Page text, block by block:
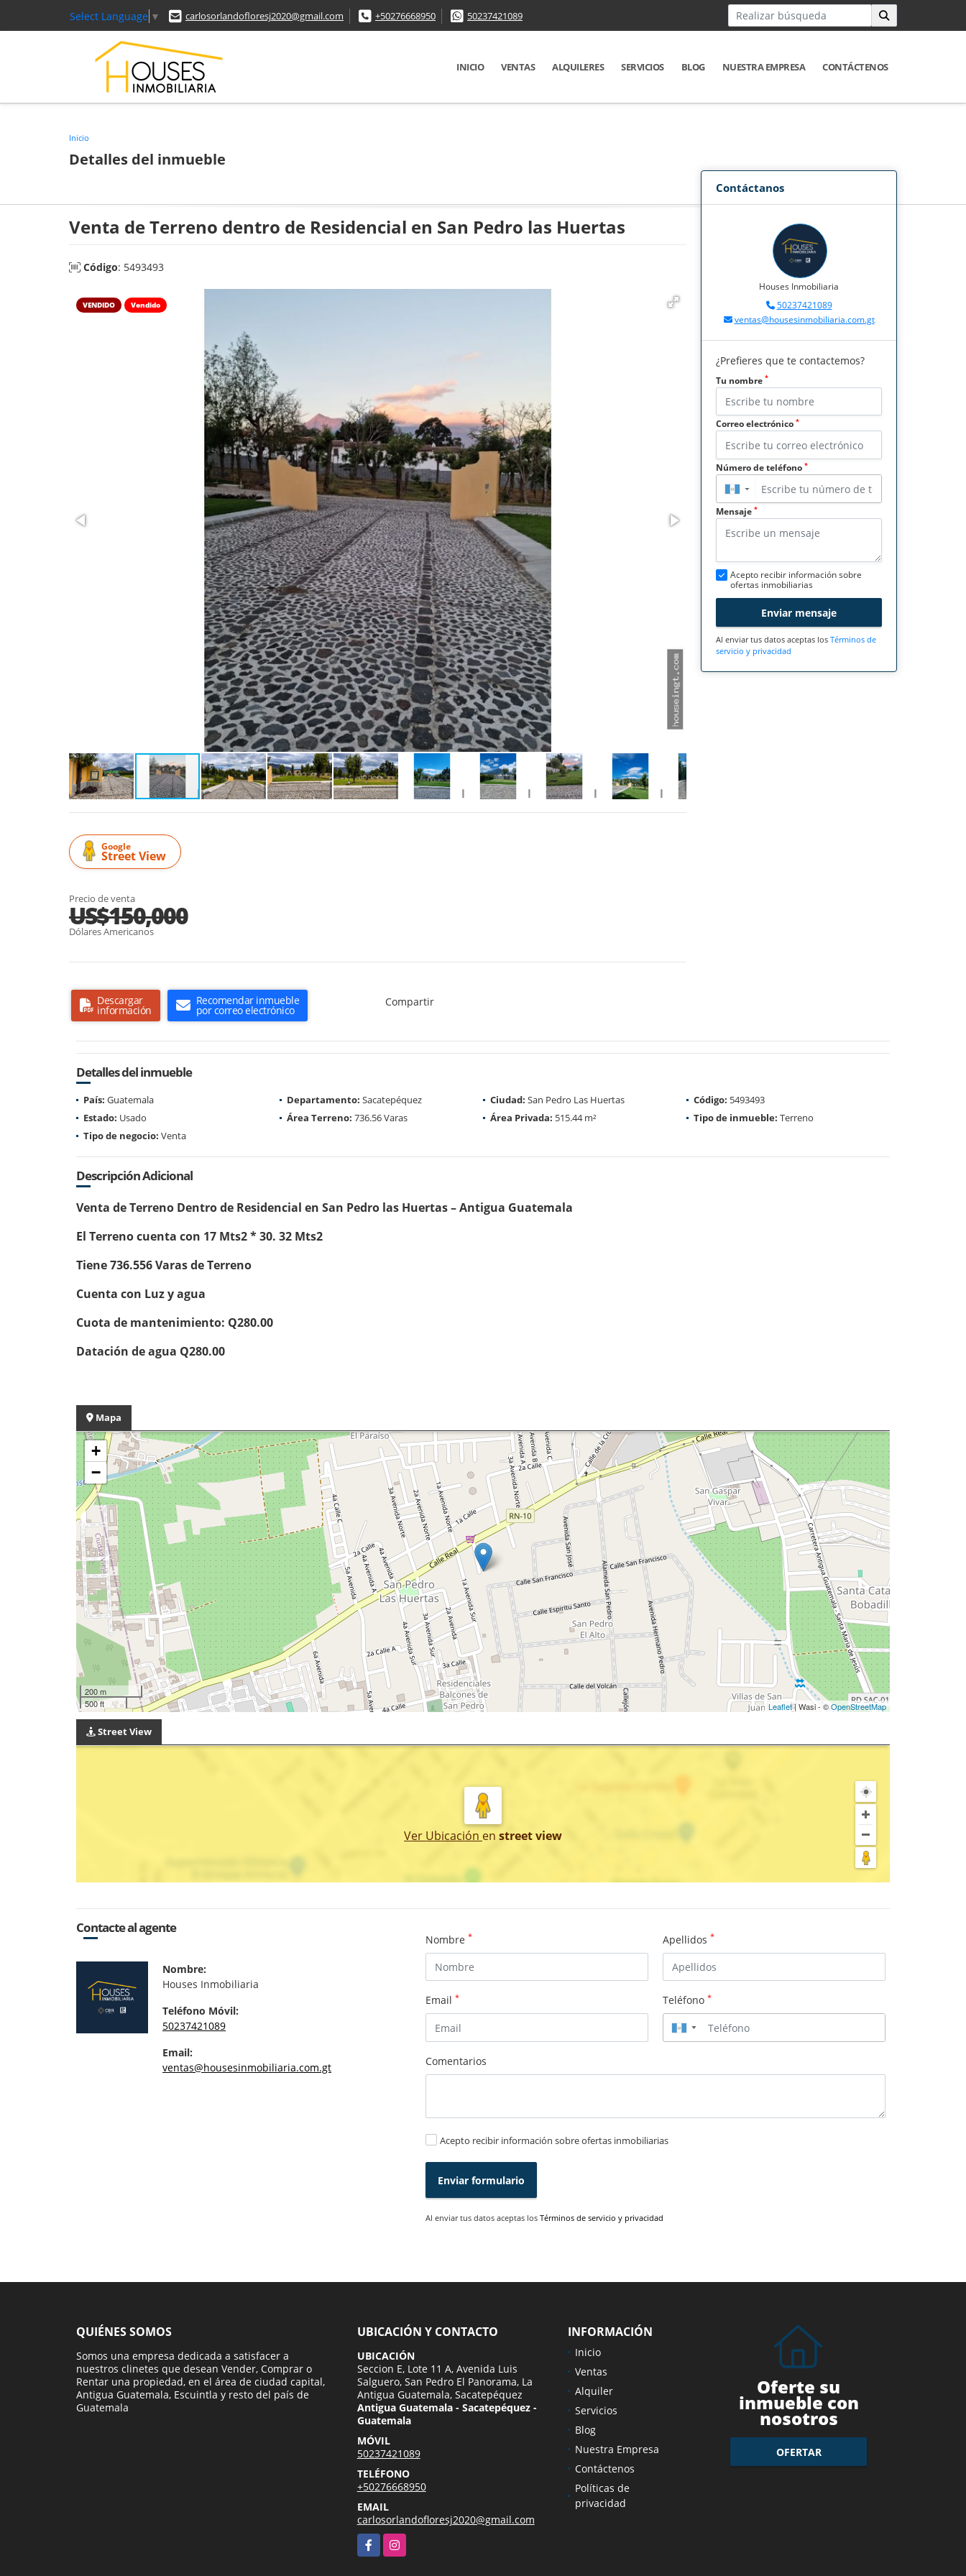
Select Language ▼ carlosorlandofloresj2020@gmail.com +50276668950 50237421089
INICIO VENTAS ALQUILERES SERVICIOS BLOG NUESTRA EMPRESA CONTÁCTENOS
Inicio
Detalles del inmueble
Venta de Terreno dentro de Residencial en San Pedro las Huertas
Código: 5493493
VENDIDO Vendido
Google
Street View
Precio de venta
US$150,000
Dólares Americanos
Descargar
información
Recomendar inmueble
por correo electrónico
Compartir
Contáctanos
Houses Inmobiliaria
50237421089
ventas@housesinmobiliaria.com.gt
¿Prefieres que te contactemos?
Tu nombre *
Correo electrónico *
Número de teléfono *
▼
Mensaje *
Acepto recibir información sobre
ofertas inmobiliarias
Enviar mensaje
Al enviar tus datos aceptas los Términos de
servicio y privacidad
Detalles del inmueble
País: Guatemala Departamento: Sacatepéquez Ciudad: San Pedro Las Huertas Código: 5493493
Estado: Usado Área Terreno: 736.56 Varas Área Privada: 515.44 m² Tipo de inmueble: Terreno
Tipo de negocio: Venta
Descripción Adicional
Venta de Terreno Dentro de Residencial en San Pedro las Huertas – Antigua Guatemala
El Terreno cuenta con 17 Mts2 * 30. 32 Mts2
Tiene 736.556 Varas de Terreno
Cuenta con Luz y agua
Cuota de mantenimiento: Q280.00
Datación de agua Q280.00
Mapa
+
−
200 m
500 ft
Leaflet| Wasi - ©OpenStreetMap
Street View
Ver Ubicación en street view
Contacte al agente
Nombre:
Houses Inmobiliaria
Teléfono Móvil:
50237421089
Email:
ventas@housesinmobiliaria.com.gt
Nombre * Apellidos *
Email * Teléfono *
▼
Comentarios
Acepto recibir información sobre ofertas inmobiliarias
Enviar formulario
Al enviar tus datos aceptas los Términos de servicio y privacidad
QUIÉNES SOMOS
Somos una empresa dedicada a satisfacer a
nuestros clinetes que desean Vender, Comprar o
Rentar una propiedad, en el área de ciudad capital,
Antigua Guatemala, Escuintla y resto del país de
Guatemala
UBICACIÓN Y CONTACTO
UBICACIÓN
Seccion E, Lote 11 A, Avenida Luis
Salguero, San Pedro El Panorama, La
Antigua Guatemala, Sacatepéquez
Antigua Guatemala - Sacatepéquez -
Guatemala
MÓVIL
50237421089
TELÉFONO
+50276668950
EMAIL
carlosorlandofloresj2020@gmail.com
FacebookInstagram
INFORMACIÓN
Inicio
Ventas
Alquiler
Servicios
Blog
Nuestra Empresa
Contáctenos
Políticas de
privacidad
Oferte su
inmueble con
nosotros
OFERTAR